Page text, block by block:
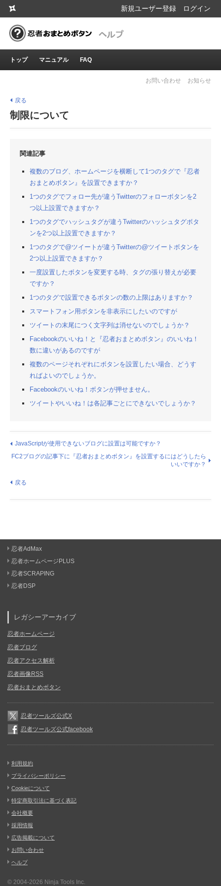
新規ユーザー登録 ログイン
トップ マニュアル FAQ
お問い合わせ お知らせ
戻る
制限について
関連記事
複数のブログ、ホームページを横断して1つのタグで『忍者
おまとめボタン』を設置できますか？
1つのタグでフォロー先が違うTwitterのフォローボタンを2
つ以上設置できますか？
1つのタグでハッシュタグが違うTwitterのハッシュタグボタ
ンを2つ以上設置できますか？
1つのタグで@ツイートが違うTwitterの@ツイートボタンを
2つ以上設置できますか？
一度設置したボタンを変更する時、タグの張り替えが必要
ですか？
1つのタグで設置できるボタンの数の上限はありますか？
スマートフォン用ボタンを非表示にしたいのですが
ツイートの末尾につく文字列は消せないのでしょうか？
Facebookのいいね！と『忍者おまとめボタン』のいいね！
数に違いがあるのですが
複数のページそれぞれにボタンを設置したい場合、どうす
ればよいのでしょうか。
Facebookのいいね！ボタンが押せません。
ツイートやいいね！は各記事ごとにできないでしょうか？
JavaScriptが使用できないブログに設置は可能ですか？
FC2ブログの記事下に『忍者おまとめボタン』を設置するにはどうしたら
いいですか？
戻る
忍者AdMax
忍者ホームページPLUS
忍者SCRAPING
忍者DSP
レガシーアーカイブ
忍者ホームページ
忍者ブログ
忍者アクセス解析
忍者画像RSS
忍者おまとめボタン
忍者ツールズ公式X
忍者ツールズ公式facebook
利用規約
プライバシーポリシー
Cookieについて
特定商取引法に基づく表記
会社概要
採用情報
広告掲載について
お問い合わせ
ヘルプ
© 2004-2026 Ninja Tools Inc.